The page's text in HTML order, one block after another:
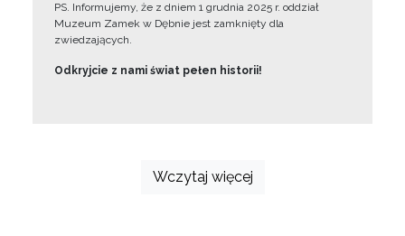
PS. Informujemy, że z dniem 1 grudnia 2025 r. oddział
Muzeum Zamek w Dębnie jest zamknięty dla
zwiedzających.
Odkryjcie z nami świat pełen historii!
Wczytaj więcej